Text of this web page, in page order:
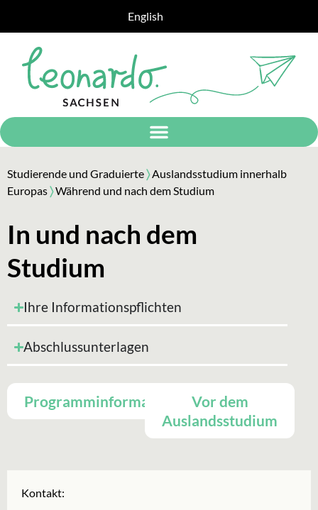
English
Studierende und Graduierte〉Auslandsstudium innerhalb
Europas〉Während und nach dem Studium
In und nach dem
Studium
Ihre Informationspflichten
Abschlussunterlagen
ProgramminformationenVor dem
Auslandsstudium
Kontakt: